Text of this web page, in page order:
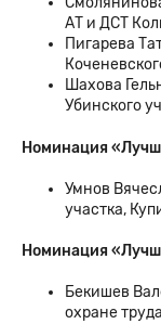
АТ и ДСТ
Пигарева
Шахова
Убинского
Номинация
Умнов
участка,
Номинация
Бекишев
охране